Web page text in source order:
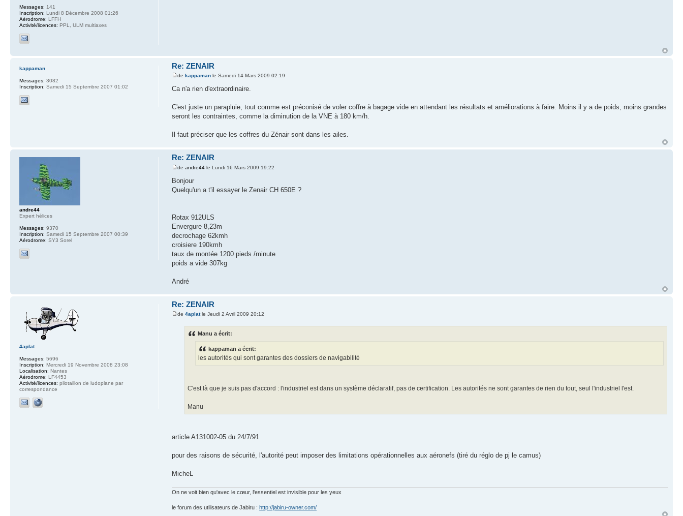
Messages: 141
Inscription: Lundi 8 Décembre 2008 01:26
Aérodrome: LFFH
Activité/licences: PPL, ULM multiaxes
Re: ZENAIR
dekappaman le Samedi 14 Mars 2009 02:19
Ca n'a rien d'extraordinaire.
C'est juste un parapluie, tout comme est préconisé de voler coffre à bagage vide en attendant les résultats et améliorations à faire. Moins il y a de poids, moins grandes
seront les contraintes, comme la diminution de la VNE à 180 km/h.
Il faut préciser que les coffres du Zénair sont dans les ailes.
kappaman
Messages: 3082
Inscription: Samedi 15 Septembre 2007 01:02
Re: ZENAIR
deandre44 le Lundi 16 Mars 2009 19:22
Bonjour
Quelqu'un a t'il essayer le Zenair CH 650E ?
Rotax 912ULS
Envergure 8,23m
decrochage 62kmh
croisiere 190kmh
taux de montée 1200 pieds /minute
poids a vide 307kg
André
andre44
Expert hélices
Messages: 9370
Inscription: Samedi 15 Septembre 2007 00:39
Aérodrome: SY3 Sorel
Re: ZENAIR
de4aplatle Jeudi 2 Avril 2009 20:12
Manu a écrit:
kappaman a écrit:
les autorités qui sont garantes des dossiers de navigabilité
C'est là que je suis pas d'accord : l'industriel est dans un système déclaratif, pas de certification. Les autorités ne sont garantes de rien du tout, seul l'industriel l'est.
Manu
article A131002-05 du 24/7/91
pour des raisons de sécurité, l'autorité peut imposer des limitations opérationnelles aux aéronefs (tiré du réglo de pj le camus)
MicheL
On ne voit bien qu'avec le cœur, l'essentiel est invisible pour les yeux
le forum des utilisateurs de Jabiru :http://jabiru-owner.com/
4aplat
Messages: 5696
Inscription: Mercredi 19 Novembre 2008 23:08
Localisation: Nantes
Aérodrome: LF4453
Activité/licences: pilotaillon de ludoplane par
correspondance